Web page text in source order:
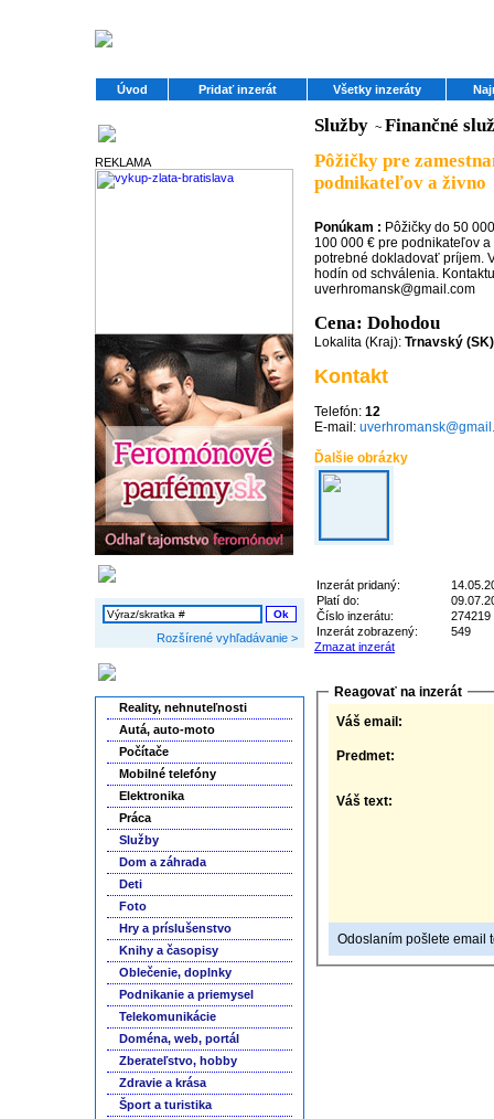
Úvod Pridať inzerát Všetky inzeráty
REKLAMA
Rozšírené vyhľadávanie >
Reality, nehnuteľnosti
Autá, auto-moto
Počítače
Mobilné telefóny
Elektronika
Práca
Služby
Dom a záhrada
Deti
Foto
Hry a príslušenstvo
Knihy a časopisy
Oblečenie, doplnky
Podnikanie a priemysel
Telekomunikácie
Doména, web, portál
Zberateľstvo, hobby
Zdravie a krása
Šport a turistika
Služby ~ Finančné
Pôžičky pre
podnikateľov a živno
Ponúkam : Pôžičky do 50
100 000 € pre podnikateľov
potrebné dokladovať príjem.
hodín od schválenia.
uverhromansk@gmail.com
Cena: Dohodou
Lokalita (Kraj): Trnavský (SK)
Kontakt
Telefón: 12
E-mail:
Ďalšie obrázky
Inzerát pridaný:
Platí do:
Číslo inzerátu:
274219
Inzerát zobrazený:
549
Zmazat inzerát
Reagovať na inzerát
Váš email:
Predmet:
Váš text:
Odoslaním pošlete email